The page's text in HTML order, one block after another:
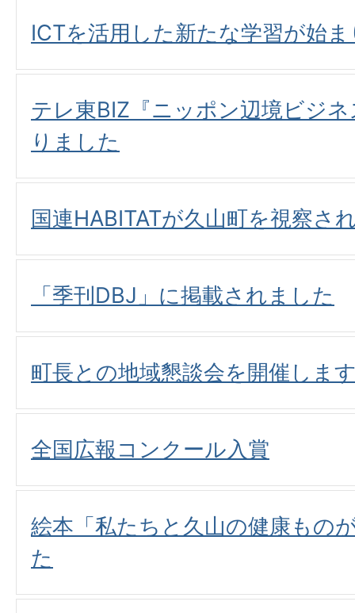
ICTを活用した新たな学習が始
テレ東BIZ『ニッポン辺境ビジ
りました
国連HABITATが久山町を視察さ
「季刊DBJ」に掲載されました
町長との地域懇談会を開催しま
全国広報コンクール入賞
絵本「私たちと久山の健康もの
た